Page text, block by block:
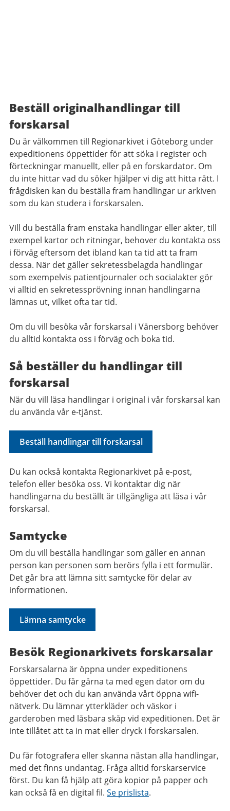
Beställ originalhandlingar till
forskarsal
Du är välkommen till Regionarkivet i Göteborg under
expeditionens öppettider för att söka i register och
förteckningar manuellt, eller på en forskardator. Om
du inte hittar vad du söker hjälper vi dig att hitta rätt. I
frågdisken kan du beställa fram handlingar ur arkiven
som du kan studera i forskarsalen.
Vill du beställa fram enstaka handlingar eller akter, till
exempel kartor och ritningar, behover du kontakta oss
i förväg eftersom det ibland kan ta tid att ta fram
dessa. När det gäller sekretessbelagda handlingar
som exempelvis patientjournaler och socialakter gör
vi alltid en sekretessprövning innan handlingarna
lämnas ut, vilket ofta tar tid.
Om du vill besöka vår forskarsal i Vänersborg behöver
du alltid kontakta oss i förväg och boka tid.
Så beställer du handlingar till
forskarsal
När du vill läsa handlingar i original i vår forskarsal kan
du använda vår e-tjänst.
Beställ handlingar till forskarsal
Du kan också kontakta Regionarkivet på e-post,
telefon eller besöka oss. Vi kontaktar dig när
handlingarna du beställt är tillgängliga att läsa i vår
forskarsal.
Samtycke
Om du vill beställa handlingar som gäller en annan
person kan personen som berörs fylla i ett formulär.
Det går bra att lämna sitt samtycke för delar av
informationen.
Lämna samtycke
Besök Regionarkivets forskarsalar
Forskarsalarna är öppna under expeditionens
öppettider. Du får gärna ta med egen dator om du
behöver det och du kan använda vårt öppna wifi-
nätverk. Du lämnar ytterkläder och väskor i
garderoben med låsbara skåp vid expeditionen. Det är
inte tillåtet att ta in mat eller dryck i forskarsalen.
Du får fotografera eller skanna nästan alla handlingar,
med det finns undantag. Fråga alltid forskarservice
först. Du kan få hjälp att göra kopior på papper och
kan också få en digital fil. Se prislista.